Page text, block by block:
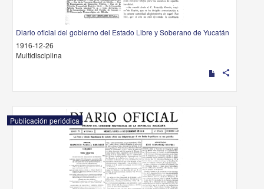
Diario oficial del gobierno del Estado Libre y Soberano de Yucatán
1916-12-26
Multidisciplina
share
Publicación periódica